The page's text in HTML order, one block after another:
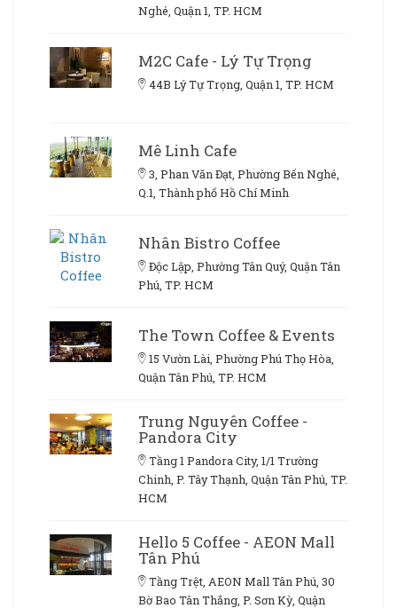
Nghé, Quận 1, TP. HCM
M2C Cafe - Lý Tự Trọng
44B Lý Tự Trọng, Quận 1, TP. HCM
Mê Linh Cafe
3, Phan Văn Đạt, Phường Bến Nghé,
Q.1, Thành phố Hồ Chí Minh
Nhân Bistro Coffee
Độc Lập, Phường Tân Quý, Quận Tân
Phú, TP. HCM
The Town Coffee & Events
15 Vườn Lài, Phường Phú Thọ Hòa,
Quận Tân Phú, TP. HCM
Trung Nguyên Coffee -
Pandora City
Tầng 1 Pandora City, 1/1 Trường
Chinh, P. Tây Thạnh, Quận Tân Phú, TP.
HCM
Hello 5 Coffee - AEON Mall
Tân Phú
Tầng Trệt, AEON Mall Tân Phú, 30
Bờ Bao Tân Thắng, P. Sơn Kỳ, Quận